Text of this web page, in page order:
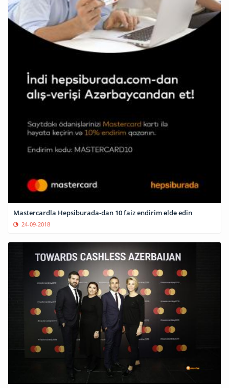
Mastercardla Hepsiburada-dan 10 faiz endirim əldə edin
24-09-2018